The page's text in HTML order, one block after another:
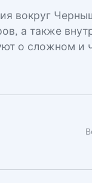
вокруг
а также
о сложном и